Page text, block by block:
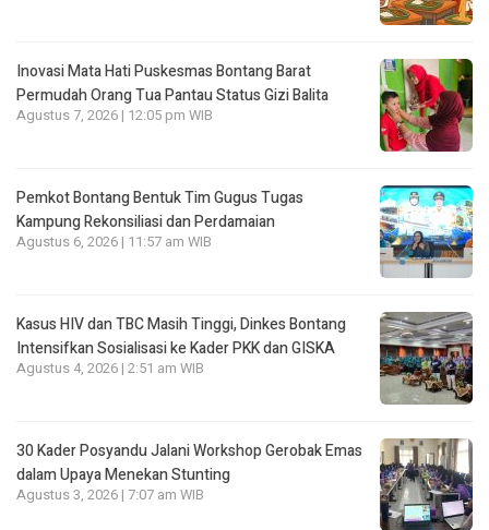
Inovasi Mata Hati Puskesmas Bontang Barat
Permudah Orang Tua Pantau Status Gizi Balita
Agustus 7, 2026 | 12:05 pm WIB
Pemkot Bontang Bentuk Tim Gugus Tugas
Kampung Rekonsiliasi dan Perdamaian
Agustus 6, 2026 | 11:57 am WIB
Kasus HIV dan TBC Masih Tinggi, Dinkes Bontang
Intensifkan Sosialisasi ke Kader PKK dan GISKA
Agustus 4, 2026 | 2:51 am WIB
30 Kader Posyandu Jalani Workshop Gerobak Emas
dalam Upaya Menekan Stunting
Agustus 3, 2026 | 7:07 am WIB